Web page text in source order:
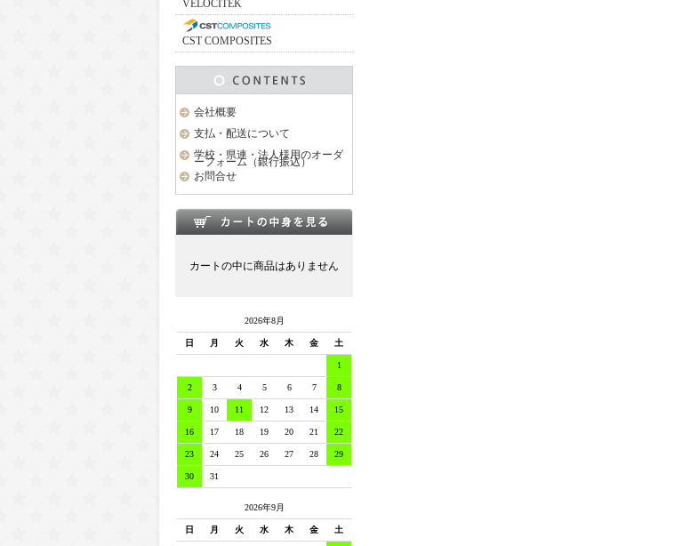
VELOCITEK
CST COMPOSITES
会社概要
支払・配送について
学校・県連・法人様用のオーダ
ーフォーム（銀行振込）
お問合せ
カートの中に商品はありません
2026年8月
日 月 火 水 木 金 土
1
2 3 4 5 6 7 8
9 10 11 12 13 14 15
16 17 18 19 20 21 22
23 24 25 26 27 28 29
30 31
2026年9月
日 月 火 水 木 金 土